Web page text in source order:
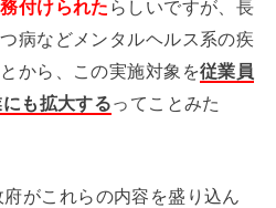
付けられた らしいですが、長
病などメンタルヘルス系の疾
から、この実施対象を従業員
も拡大するってことみた
がこれらの内容を盛り込ん